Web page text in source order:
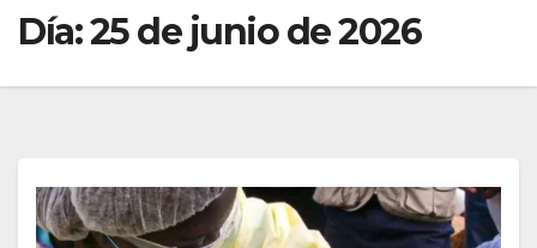
Día:25 de junio de 2026